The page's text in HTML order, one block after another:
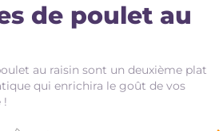
de poulet au
au raisin sont un deuxième plat
qui enrichira le goût de vos
!